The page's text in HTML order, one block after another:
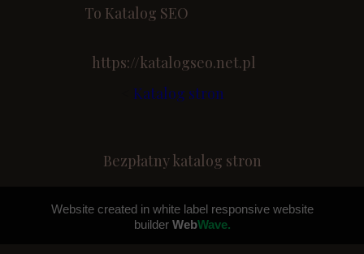
Katalog stron
Bezpłatny katalog stron
To Katalog SEO
https://katalogseo.net.pl
Website created in white label responsive website
builder WebWave.